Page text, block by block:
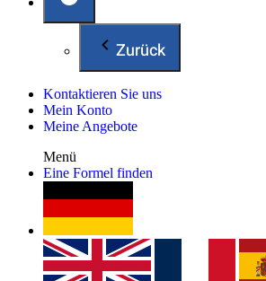
Zurück
Kontaktieren Sie uns
Mein Konto
Meine Angebote
Menü
Eine Formel finden